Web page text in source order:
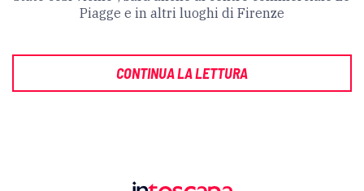
Piagge e in altri luoghi di Firenze
CONTINUA LA LETTURA